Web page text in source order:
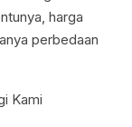
harga
perbedaan
Kami